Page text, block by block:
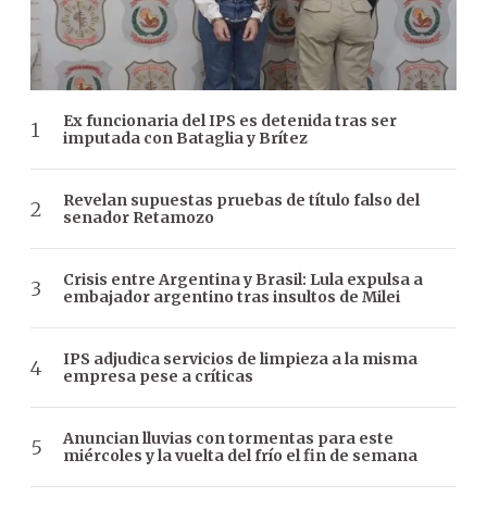
Ex funcionaria del IPS es detenida tras ser
imputada con Bataglia y Brítez
Revelan supuestas pruebas de título falso del
senador Retamozo
Crisis entre Argentina y Brasil: Lula expulsa a
embajador argentino tras insultos de Milei
IPS adjudica servicios de limpieza a la misma
empresa pese a críticas
Anuncian lluvias con tormentas para este
miércoles y la vuelta del frío el fin de semana